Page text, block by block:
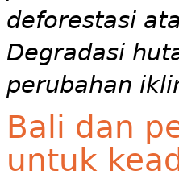
deforestasi
Degradasi
perubahan
Bali dan
untuk